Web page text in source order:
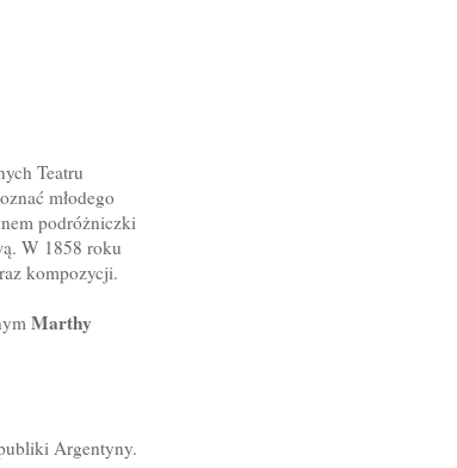
Teatru
młodego
podróżniczki
W 1858 roku
kompozycji.
Marthy
Argentyny.